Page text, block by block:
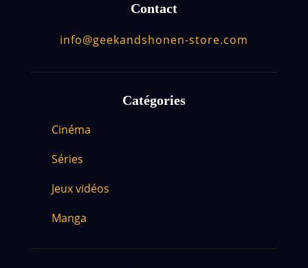
Contact
info@geekandshonen-store.com
Catégories
Cinéma
Séries
Jeux vidéos
Manga